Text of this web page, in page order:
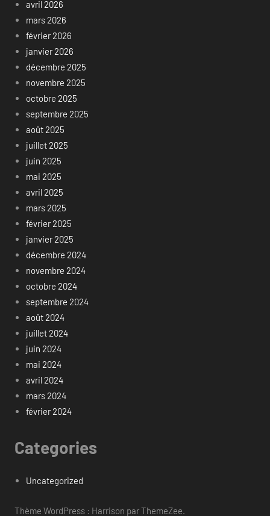
avril 2026
mars 2026
février 2026
janvier 2026
décembre 2025
novembre 2025
octobre 2025
septembre 2025
août 2025
juillet 2025
juin 2025
mai 2025
avril 2025
mars 2025
février 2025
janvier 2025
décembre 2024
novembre 2024
octobre 2024
septembre 2024
août 2024
juillet 2024
juin 2024
mai 2024
avril 2024
mars 2024
février 2024
Categories
Uncategorized
Thème WordPress : Harrison par ThemeZee.